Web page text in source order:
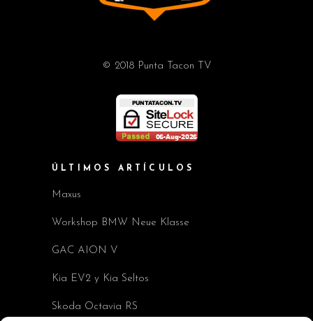
© 2018 Punta Tacon TV
ÚLTIMOS ARTÍCULOS
Maxus
Workshop BMW Neue Klasse
GAC AION V
Kia EV2 y Kia Seltos
Skoda Octavia RS